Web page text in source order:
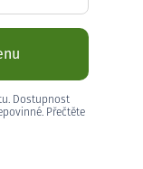
Dostupnost
Přečtěte